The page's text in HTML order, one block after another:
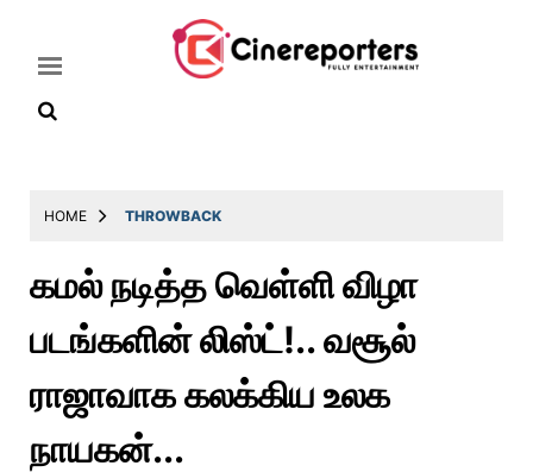
Home
News
Throwback
Reviews
Photos
HOME THROWBACK
கமல் நடித்த வெள்ளி விழா
படங்களின் லிஸ்ட்!.. வசூல்
ராஜாவாக கலக்கிய உலக
நாயகன்...